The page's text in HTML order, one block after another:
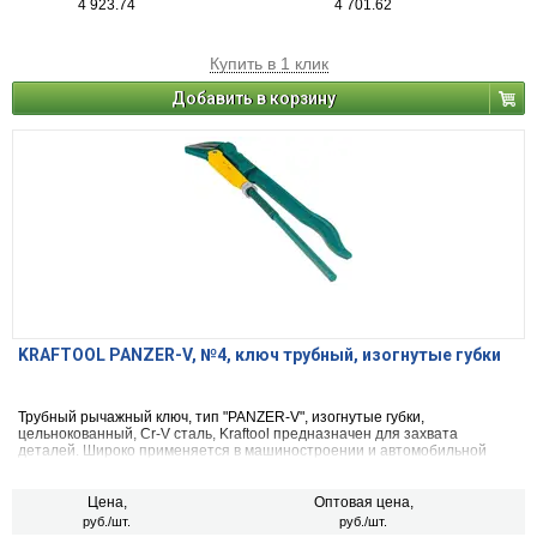
4 923.74 4 701.62
Купить в 1 клик
Добавить в корзину
KRAFTOOL PANZER-V, №4, ключ трубный, изогнутые губки
Трубный рычажный ключ, тип "PANZER-V", изогнутые губки,
цельнокованный, Cr-V сталь, Kraftool предназначен для захвата
деталей. Широко применяется в машиностроении и автомобильной
Цена,
руб./шт.
Оптовая цена,
руб./шт.